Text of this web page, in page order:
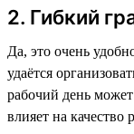
2. Гибкий
Да, это очень
удаётся
рабочий день может
влияет на качество